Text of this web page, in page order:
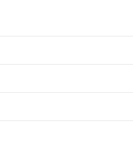
更新日時点での社内データに基
準価格とは異なる場合があるこ
ネットワーク
」をご確認くだ
く第三者に漏洩または開示しな
いことを確認しています。
ことがあります。
、
、 PBDEs(ポリ臭化ジフェニルエーテ
、 BBP(フタル酸ブチルベンジル) :
ることを示します。
えいし、環境に深刻な影響を及
など、違法に輸出されないよう
、生物兵器またはその他武器並
1、2および3の内容を当該第三
法に輸出するおそれがある場合
のお取引先、またはお客様担当